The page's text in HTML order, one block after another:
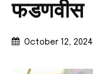
फडणवीस
October 12, 2024